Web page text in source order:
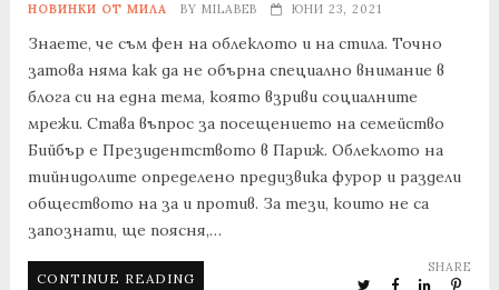
НОВИНКИ ОТ МИЛА BY MILABEB ЮНИ 23, 2021
Знаете, че съм фен на облеклото и на стила. Точно
затова няма как да не обърна специално внимание в
блога си на една тема, която взриви социалните
мрежи. Става въпрос за посещението на семейство
Бийбър е Президентството в Париж. Облеклото на
тийнидолите определено предизвика фурор и раздели
обществото на за и против. За тези, които не са
запознати, ще поясня,…
CONTINUE READING
SHARE